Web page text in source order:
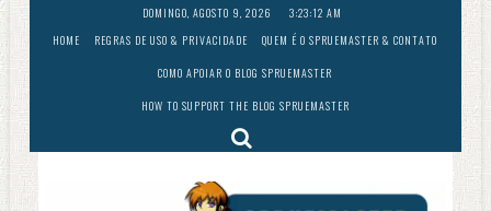
Skip
to
content
DOMINGO, AGOSTO 9, 2026
3:23:13 AM
HOME
REGRAS DE USO & PRIVACIDADE
QUEM É O SPRUEMASTER & CONTATO
COMO APOIAR O BLOG SPRUEMASTER
HOW TO SUPPORT THE BLOG SPRUEMASTER